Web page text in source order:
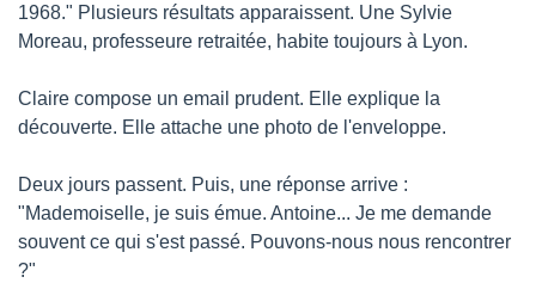
1968." Plusieurs résultats apparaissent. Une Sylvie
Moreau, professeure retraitée, habite toujours à Lyon.
Claire compose un email prudent. Elle explique la
découverte. Elle attache une photo de l'enveloppe.
Deux jours passent. Puis, une réponse arrive :
"Mademoiselle, je suis émue. Antoine... Je me demande
souvent ce qui s'est passé. Pouvons-nous nous rencontrer
?"